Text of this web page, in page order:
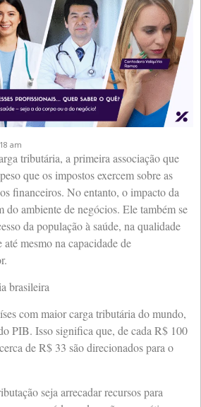
am
tributária, a primeira associação que
que os impostos exercem sobre as
financeiros. No entanto, o impacto da
do ambiente de negócios. Ele também se
da população à saúde, na qualidade
mesmo na capacidade de
brasileira
com maior carga tributária do mundo,
PIB. Isso significa que, de cada R$ 100
de R$ 33 são direcionados para o
seja arrecadar recursos para